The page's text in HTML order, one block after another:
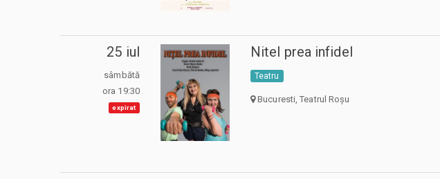
25 iul
sâmbătă
ora 19:30
expirat
Nitel prea infidel
Teatru
Bucuresti, Teatrul Roșu